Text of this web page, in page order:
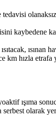
tedavisi
km hızla
ışıma
olarak